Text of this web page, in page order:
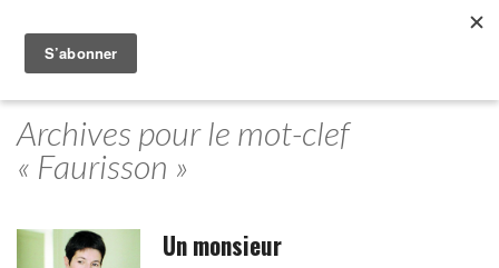
Archives pour le mot-clef
« Faurisson »
Un monsieur